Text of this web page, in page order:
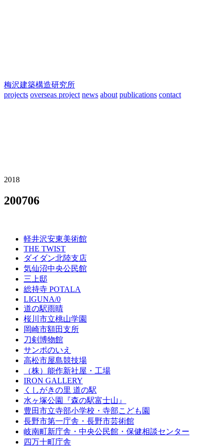
梅沢建築構造研究所
projects overseas project news about publications contact
2018
200706
軽井沢安東美術館
THE TWIST
ダイダン北陸支店
気仙沼中央公民館
三上邸
総持寺 POTALA
LIGUNA/0
道の駅雨晴
桜川市立桃山学園
岡崎市額田支所
刀剣博物館
サンポのいえ
高松市屋島競技場
（株）能作新社屋・工場
IRON GALLERY
くしがきの里 道の駅
水ヶ塚公園『森の駅富士山』
豊田市立寺部小学校・寺部こども園
長野市第一庁舎・長野市芸術館
岐南町新庁舎・中央公⺠館・保健相談センター
四万十町庁舎